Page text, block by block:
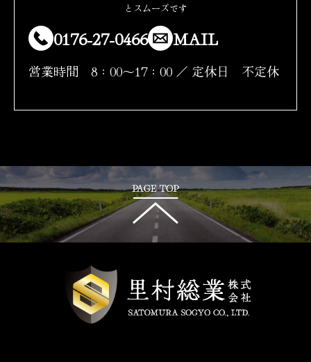
とスムーズです
0176-27-0466 MAIL
営業時間 8：00～17：00 ／ 定休日 不定休